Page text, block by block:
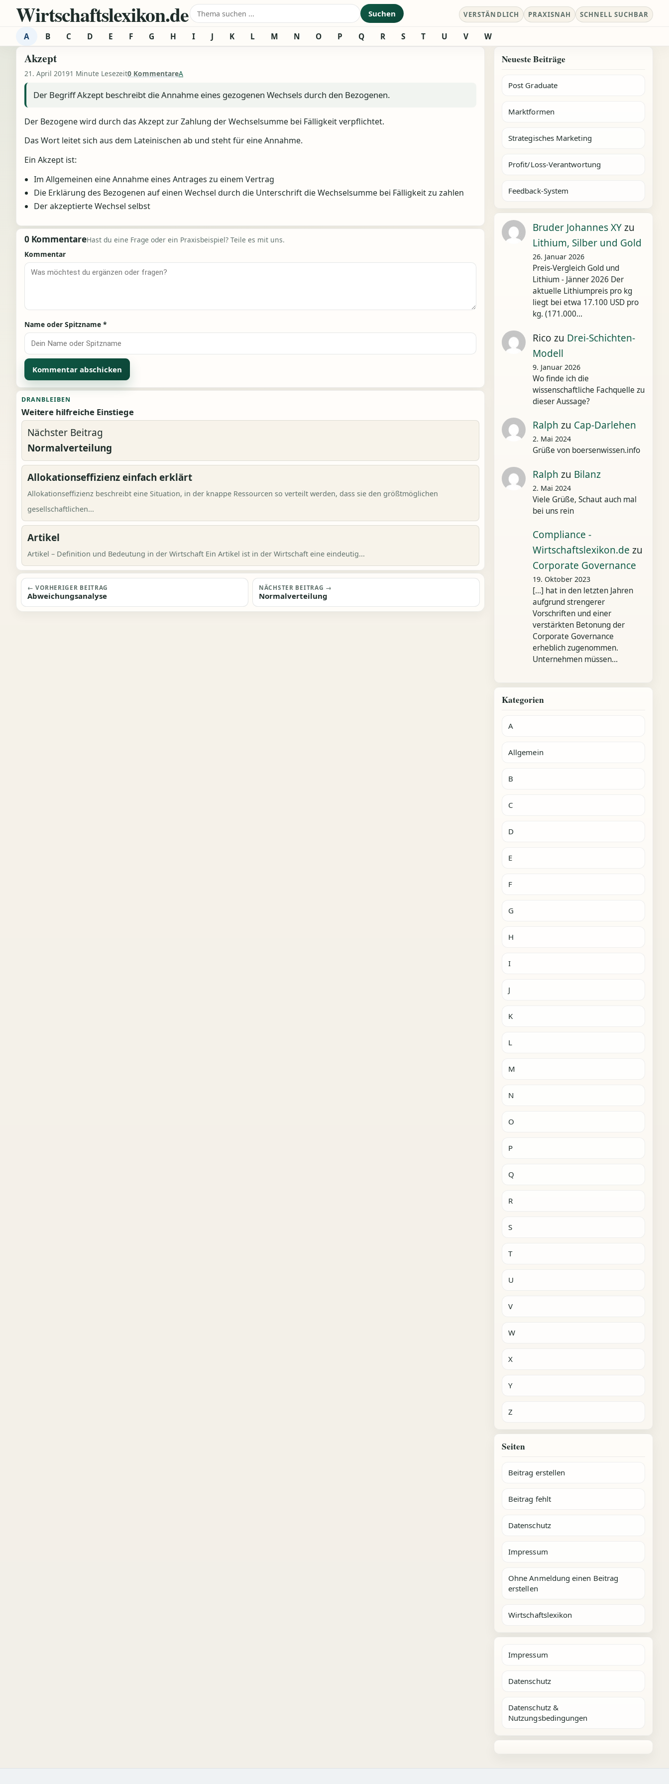
Zum Inhalt springen
Wirtschaftslexikon.deSuche nach: Suchen VERSTÄNDLICH PRAXISNAH SCHNELL SUCHBAR
A B C D E F G H I J K L M N O P Q R S T U V W
Akzept
21. April 20191 Minute Lesezeit0 KommentareA
Der Begriff Akzept beschreibt die Annahme eines gezogenen Wechsels durch den Bezogenen.
Der Bezogene wird durch das Akzept zur Zahlung der Wechselsumme bei Fälligkeit verpflichtet.
Das Wort leitet sich aus dem Lateinischen ab und steht für eine Annahme.
Ein Akzept ist:
Im Allgemeinen eine Annahme eines Antrages zu einem Vertrag
Die Erklärung des Bezogenen auf einen Wechsel durch die Unterschrift die Wechselsumme bei Fälligkeit zu zahlen
Der akzeptierte Wechsel selbst
0 KommentareHast du eine Frage oder ein Praxisbeispiel? Teile es mit uns.
Kommentar
Name oder Spitzname *
Alternative:
DRANBLEIBEN
Weitere hilfreiche Einstiege
Nächster Beitrag
Normalverteilung
Allokationseffizienz einfach erklärt
Allokationseffizienz beschreibt eine Situation, in der knappe Ressourcen so verteilt werden, dass sie den größtmöglichen
gesellschaftlichen...
Artikel
Artikel – Definition und Bedeutung in der Wirtschaft Ein Artikel ist in der Wirtschaft eine eindeutig...
Beitragsnavigation
← VORHERIGER BEITRAG
Abweichungsanalyse
NÄCHSTER BEITRAG →
Normalverteilung
Neueste Beiträge
Post Graduate
Marktformen
Strategisches Marketing
Profit/Loss-Verantwortung
Feedback-System
Bruder Johannes XYzu
Lithium, Silber und Gold
26. Januar 2026
Preis-Vergleich Gold und
Lithium - Jänner 2026 Der
aktuelle Lithiumpreis pro kg
liegt bei etwa 17.100 USD pro
kg. (171.000…
Rico zu Drei-Schichten-
Modell
9. Januar 2026
Wo finde ich die
wissenschaftliche Fachquelle zu
dieser Aussage?
Ralph zu Cap-Darlehen
2. Mai 2024
Grüße von boersenwissen.info
Ralph zu Bilanz
2. Mai 2024
Viele Grüße, Schaut auch mal
bei uns rein
Compliance -
Wirtschaftslexikon.de zu
Corporate Governance
19. Oktober 2023
[…] hat in den letzten Jahren
aufgrund strengerer
Vorschriften und einer
verstärkten Betonung der
Corporate Governance
erheblich zugenommen.
Unternehmen müssen…
Kategorien
A
Allgemein
B
C
D
E
F
G
H
I
J
K
L
M
N
O
P
Q
R
S
T
U
V
W
X
Y
Z
Seiten
Beitrag erstellen
Beitrag fehlt
Datenschutz
Impressum
Ohne Anmeldung einen Beitrag
erstellen
Wirtschaftslexikon
Impressum
Datenschutz
Datenschutz &
Nutzungsbedingungen